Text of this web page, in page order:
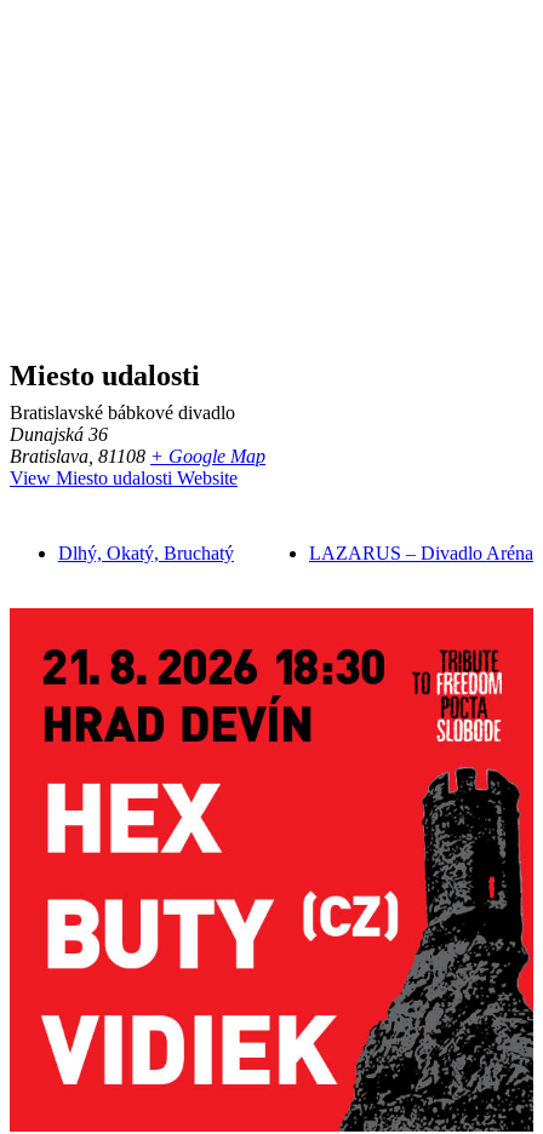
Miesto udalosti
Bratislavské bábkové divadlo
Dunajská 36
Bratislava 81108 + Google Map
View Miesto udalosti Website
Dlhý, Okatý, Bruchatý LAZARUS – Divadlo Aréna